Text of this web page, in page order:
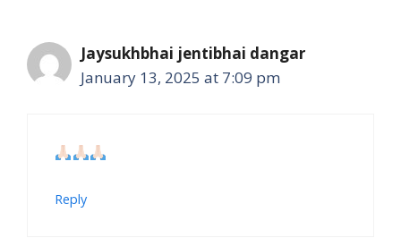
Jaysukhbhai jentibhai dangar
January 13, 2025 at 7:09 pm
Reply